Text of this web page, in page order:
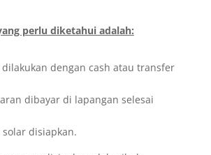
perlu diketahui adalah:
dilakukan dengan cash atau transfer
dibayar di lapangan selesai
disiapkan.